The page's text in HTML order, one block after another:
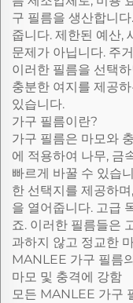
구 필름을 생산합니
줍니다. 제한된 예산,
문제가 아닙니다. 주
이러한 필름을 선택
충분한 여지를 제공
있습니다.
가구 필름이란?
가구 필름은 마모와
에 적용하여 나무, 금
빠르게 바꿀 수 있습
한 선택지를 제공하
을 열어줍니다. 고급
죠. 이러한 필름들은
과하지 않고 정교한
MANLEE 가구 필름
마모 및 충격에 강함
모든 MANLEE 가구